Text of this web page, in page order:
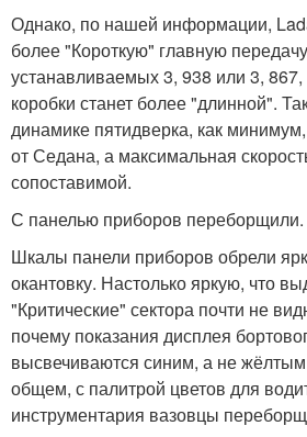
Однако, по нашей информации,
более "Короткую" главную
устанавливаемых 3, 938 или 3, 867,
коробки станет более "длинной".
динамике пятидверка, как
от Седана, а максимальная
сопоставимой.
С панелью приборов переборщили.
Шкалы панели приборов обрели
окантовку. Настолько яркую, что
"Критические" сектора почти не
почему показания дисплея
высвечиваются синим, а не
общем, с палитрой цветов для
инструментария вазовцы